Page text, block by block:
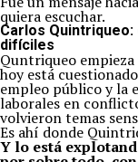
quiera escuchar.
Carlos
difíciles
Quntriqueo
hoy está
empleo público y la
laborales en
volvieron temas
Es ahí donde
Y lo está